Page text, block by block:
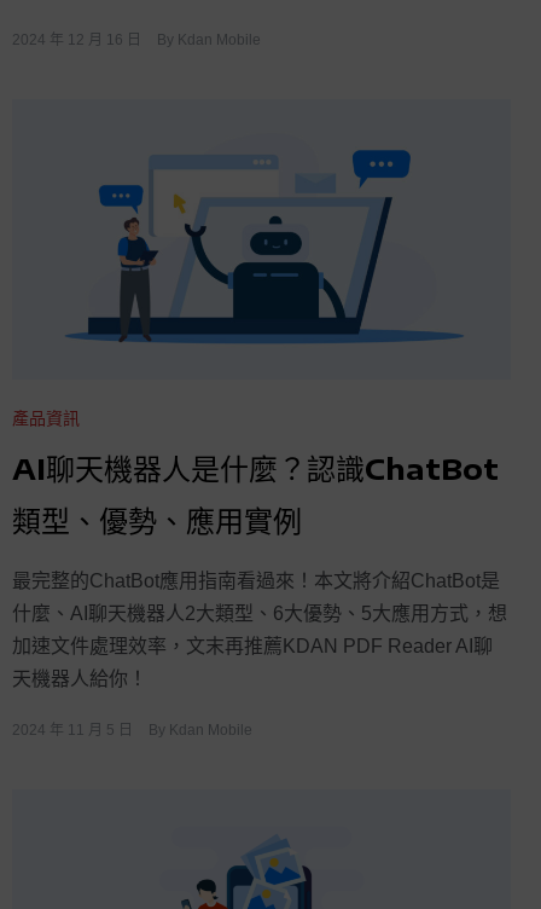
2024 年 12 月 16 日 By Kdan Mobile
產品資訊
AI聊天機器人是什麼？認識ChatBot
類型、優勢、應用實例
最完整的ChatBot應用指南看過來！本文將介紹ChatBot是
什麼、AI聊天機器人2大類型、6大優勢、5大應用方式，想
加速文件處理效率，文末再推薦KDAN PDF Reader AI聊
天機器人給你！
2024 年 11 月 5 日 By Kdan Mobile